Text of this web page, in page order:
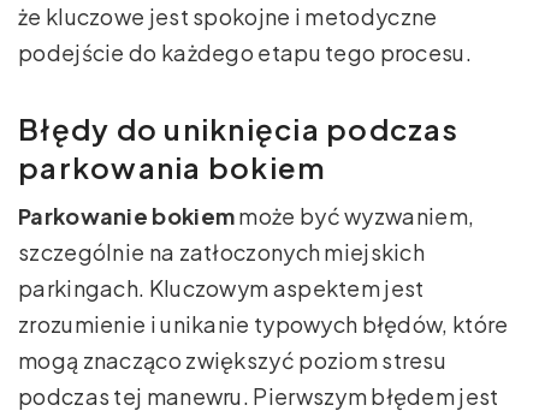
że kluczowe jest spokojne i metodyczne
podejście do każdego etapu tego procesu.
Błędy do uniknięcia podczas
parkowania bokiem
Parkowanie bokiemmoże być wyzwaniem,
szczególnie na zatłoczonych miejskich
parkingach. Kluczowym aspektem jest
zrozumienie i unikanie typowych błędów, które
mogą znacząco zwiększyć poziom stresu
podczas tej manewru. Pierwszym błędem jest